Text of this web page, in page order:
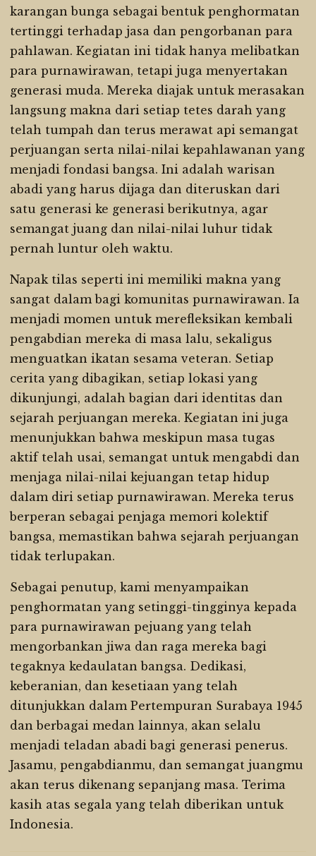
karangan bunga sebagai bentuk penghormatan
tertinggi terhadap jasa dan pengorbanan para
pahlawan. Kegiatan ini tidak hanya melibatkan
para purnawirawan, tetapi juga menyertakan
generasi muda. Mereka diajak untuk merasakan
langsung makna dari setiap tetes darah yang
telah tumpah dan terus merawat api semangat
perjuangan serta nilai-nilai kepahlawanan yang
menjadi fondasi bangsa. Ini adalah warisan
abadi yang harus dijaga dan diteruskan dari
satu generasi ke generasi berikutnya, agar
semangat juang dan nilai-nilai luhur tidak
pernah luntur oleh waktu.
Napak tilas seperti ini memiliki makna yang
sangat dalam bagi komunitas purnawirawan. Ia
menjadi momen untuk merefleksikan kembali
pengabdian mereka di masa lalu, sekaligus
menguatkan ikatan sesama veteran. Setiap
cerita yang dibagikan, setiap lokasi yang
dikunjungi, adalah bagian dari identitas dan
sejarah perjuangan mereka. Kegiatan ini juga
menunjukkan bahwa meskipun masa tugas
aktif telah usai, semangat untuk mengabdi dan
menjaga nilai-nilai kejuangan tetap hidup
dalam diri setiap purnawirawan. Mereka terus
berperan sebagai penjaga memori kolektif
bangsa, memastikan bahwa sejarah perjuangan
tidak terlupakan.
Sebagai penutup, kami menyampaikan
penghormatan yang setinggi-tingginya kepada
para purnawirawan pejuang yang telah
mengorbankan jiwa dan raga mereka bagi
tegaknya kedaulatan bangsa. Dedikasi,
keberanian, dan kesetiaan yang telah
ditunjukkan dalam Pertempuran Surabaya 1945
dan berbagai medan lainnya, akan selalu
menjadi teladan abadi bagi generasi penerus.
Jasamu, pengabdianmu, dan semangat juangmu
akan terus dikenang sepanjang masa. Terima
kasih atas segala yang telah diberikan untuk
Indonesia.